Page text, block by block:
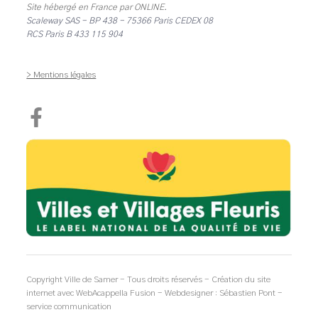
Site hébergé en France parONLINE.
Scaleway SAS - BP 438 - 75366 Paris CEDEX 08
RCS Paris B 433 115 904
> Mentions légales
Copyright Ville de Samer - Tous droits réservés - Création du site
internet avec WebAcappella Fusion - Webdesigner : Sébastien Pont -
service communication